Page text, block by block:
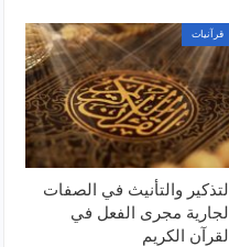
قرآنيات
التذكير والتأنيث في الصفات
الجارية مجرى الفعل في
القرآن الكريم